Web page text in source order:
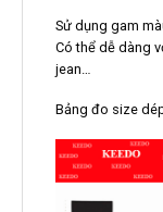
Sử dụng gam
Có thể dễ dàng
jean…
Bảng đo size